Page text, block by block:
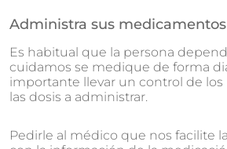
Administra sus
Es habitual que la persona
cuidamos se medique de forma
importante llevar un control de
las dosis a administrar.
Pedirle al médico que nos facilite